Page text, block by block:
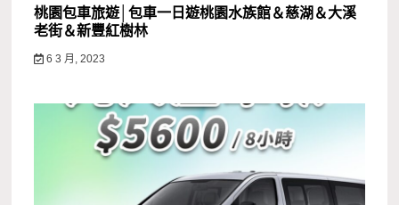
桃園包車旅遊│包車一日遊桃園水族館＆慈湖＆大溪
老街＆新豐紅樹林
6 3 月, 2023